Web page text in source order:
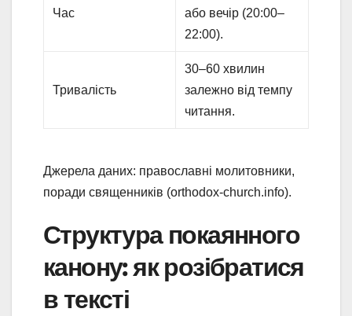
Час
або вечір (20:00–
22:00).
Тривалість
30–60 хвилин
залежно від темпу
читання.
Джерела даних: православні молитовники,
поради священників (orthodox-church.info).
Структура покаянного
канону: як розібратися
в тексті